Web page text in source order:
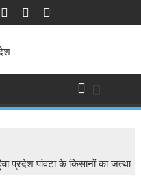
प्रदेश पांवटा के किसानों का जत्था